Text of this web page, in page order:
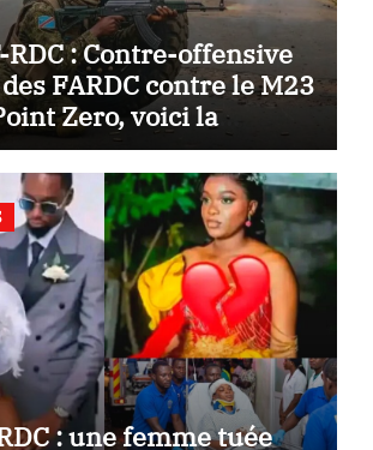
RDC : Contre-offensive
FARDC contre le M23
Zero, voici la
ce soir
: une femme tuée